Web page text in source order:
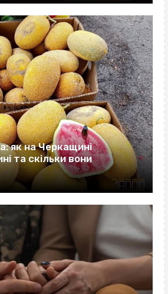
як на Черкащині
та скільки вони